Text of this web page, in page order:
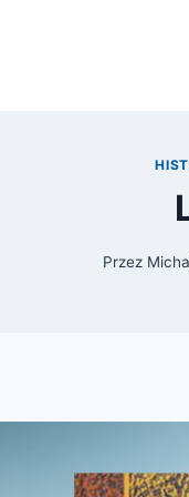
Przez